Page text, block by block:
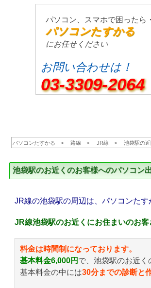
パソコン、スマホで困ったら
パソコンたすかる
にお任せください
お問い合わせは！
03-3309-2064
パソコンたすかる 路線 JR線 池袋駅の
池袋駅のお近くのお客様へのパソコン
JR線の池袋駅の周辺は、パソコンた
JR線池袋駅のお近くにお住まいのお
料金は時間制になっております。
基本料金6,000円 で、池袋駅のお近く
基本料金の中には30分までの診断と